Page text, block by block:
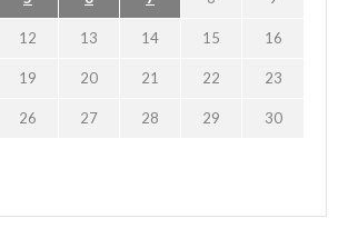
12 13 14 15 16
19 20 21 22 23
26 27 28 29 30